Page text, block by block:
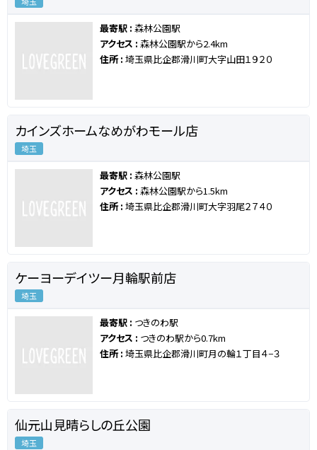
最寄駅 : 森林公園駅
アクセス : 森林公園駅から2.4km
住所 : 埼玉県比企郡滑川町大字山田１９２０
カインズホームなめがわモール店
埼玉
最寄駅 : 森林公園駅
アクセス : 森林公園駅から1.5km
住所 : 埼玉県比企郡滑川町大字羽尾２７４０
ケーヨーデイツー月輪駅前店
埼玉
最寄駅 : つきのわ駅
アクセス : つきのわ駅から0.7km
住所 : 埼玉県比企郡滑川町月の輪１丁目４−３
仙元山見晴らしの丘公園
埼玉